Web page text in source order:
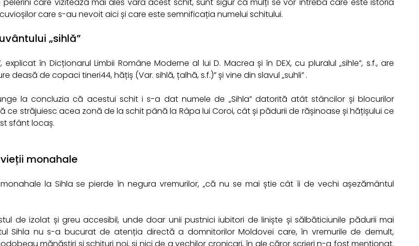
care s-au nevoit aici și care este semnificația numelui schitului.
„sihlă”
explicat în Dicționarul Limbii Române Moderne al lui D. Macrea și în DEX, cu pluralul „sihle”, s.f., are
deasă de copaci tineri44, hățiș (Var. sihlă, țalhă, s.f.)” și vine din slavul „suhli” .
la concluzia că acestui schit i s-a dat numele de „Sihla” datorită atât stâncilor și blocurilor
ce străjuiesc acea zonă de la schit până la Râpa lui Coroi, cât și pădurii de rășinoase și hățișului ce
sfânt locaș.
monahale
la Sihla se pierde în negura vremurilor, „că nu se mai știe cât îi de vechi așezământul
de izolat și greu accesibil, unde doar unii pustnici iubitori de liniște și sălbăticiunile pădurii mai
Sihla nu s-a bucurat de atenția directă a domnitorilor Moldovei care, în vremurile de demult,